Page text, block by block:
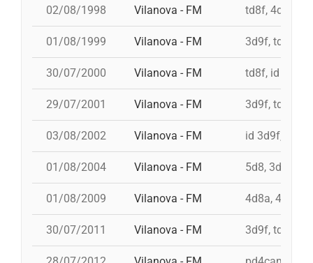
02/08/1998 Vilanova - FM td8f, 4d8,
01/08/1999 Vilanova - FM 3d9f, td9fm,
30/07/2000 Vilanova - FM td8f, id 4d9f,
29/07/2001 Vilanova - FM 3d9f,
03/08/2002 Vilanova - FM id 3d9f, id
01/08/2004 Vilanova - FM 5d8, 3d8,
01/08/2009 Vilanova - FM 4d8a, 4d9f,
30/07/2011 Vilanova - FM 3d9f, td9fm,